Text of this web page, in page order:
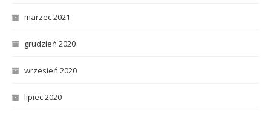
marzec 2021
grudzień 2020
wrzesień 2020
lipiec 2020